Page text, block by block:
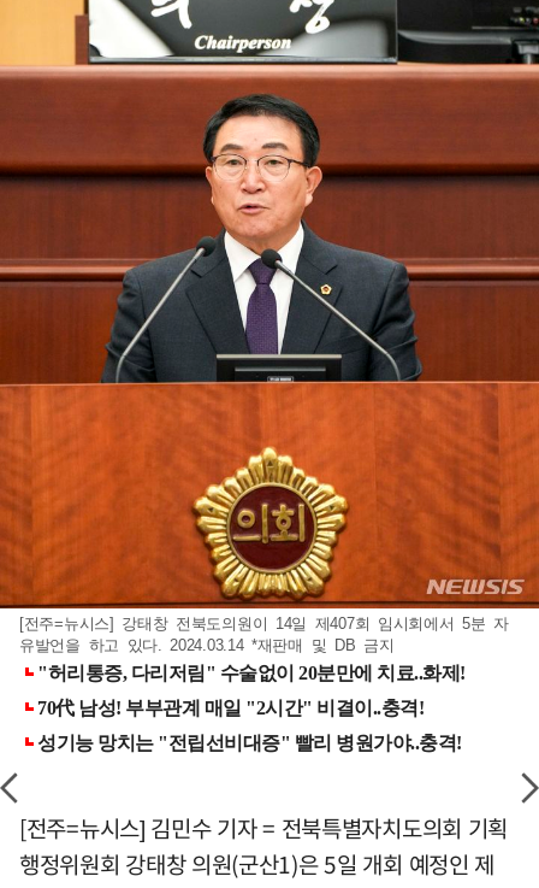
[전주=뉴시스] 강태창 전북도의원이 14일 제407회 임시회에서 5분 자
유발언을 하고 있다. 2024.03.14 *재판매 및 DB 금지
[전주=뉴시스] 김민수 기자 = 전북특별자치도의회 기획
행정위원회 강태창 의원(군산1)은 5일 개회 예정인 제